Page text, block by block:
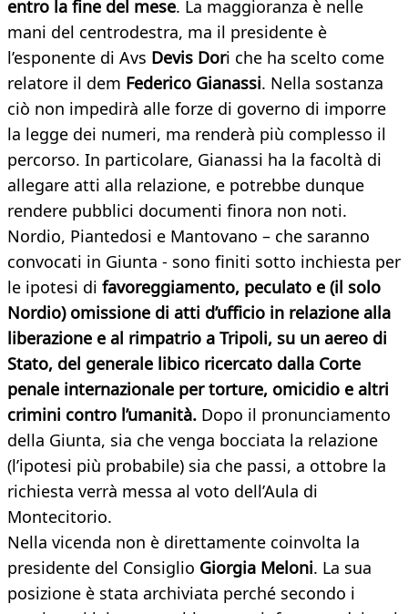
entro la fine del mese. La maggioranza è nelle
mani del centrodestra, ma il presidente è
l’esponente di Avs Devis Dori che ha scelto come
relatore il dem Federico Gianassi. Nella sostanza
ciò non impedirà alle forze di governo di imporre
la legge dei numeri, ma renderà più complesso il
percorso. In particolare, Gianassi ha la facoltà di
allegare atti alla relazione, e potrebbe dunque
rendere pubblici documenti finora non noti.
Nordio, Piantedosi e Mantovano – che saranno
convocati in Giunta - sono finiti sotto inchiesta per
le ipotesi di favoreggiamento, peculato e (il solo
Nordio) omissione di atti d’ufficio in relazione alla
liberazione e al rimpatrio a Tripoli, su un aereo di
Stato, del generale libico ricercato dalla Corte
penale internazionale per torture, omicidio e altri
crimini contro l’umanità. Dopo il pronunciamento
della Giunta, sia che venga bocciata la relazione
(l’ipotesi più probabile) sia che passi, a ottobre la
richiesta verrà messa al voto dell’Aula di
Montecitorio.
Nella vicenda non è direttamente coinvolta la
presidente del Consiglio Giorgia Meloni. La sua
posizione è stata archiviata perché secondo i